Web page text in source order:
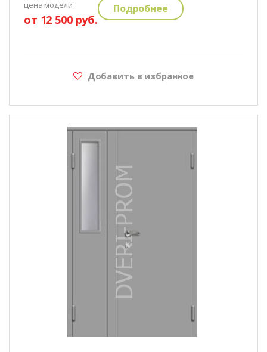
цена модели:
от 12 500 руб.
Подробнее
Добавить в избранное